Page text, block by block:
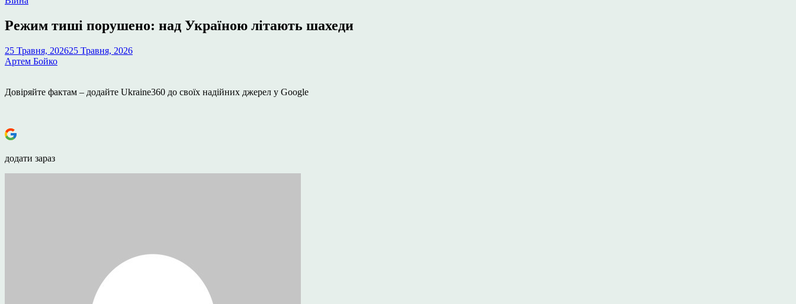
Режим тиші порушено: над Україною літають шахеди
25 Травня, 202625 Травня, 2026
Артем Бойко
Довіряйте фактам – додайте Ukraine360 до своїх надійних джерел у Google
додати зараз